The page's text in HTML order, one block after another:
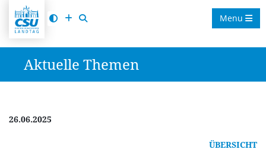
Menu
Aktuelle Themen
26.06.2025
ÜBERSICHT